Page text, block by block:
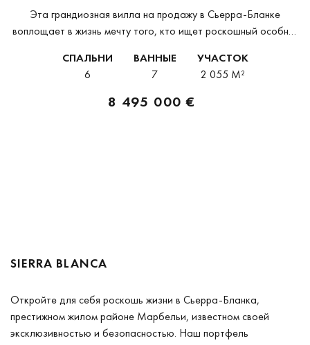
Эта грандиозная вилла на продажу в Сьерра-Бланке
воплощает в жизнь мечту того, кто ищет роскошный особняк
Эксклюзивный район Сьерра-Бланка расположен у подножия
легендарной...
СПАЛЬНИ
6
ВАННЫЕ
7
УЧАСТОК
2 055 M²
8 495 000 €
SIERRA BLANCA
Откройте для себя роскошь жизни в Сьерра-Бланка,
престижном жилом районе Марбельи, известном своей
эксклюзивностью и безопасностью. Наш портфель